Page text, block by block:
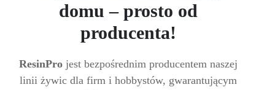
domu – prosto od
producenta!
ResinPro jest bezpośrednim producentem naszej
linii żywic dla firm i hobbystów, gwarantującym